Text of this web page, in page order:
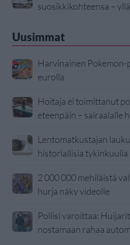
suosikkikohteensa –
Uusimmat
Harvinainen
eurolla
Hoitaja ei toimittanut
eteenpäin – sairaalalle
Lentomatkustajan
historiallisia tykinkuulia
2 000 000 mehiläistä
hurja näky videolle
Poliisi varoittaa:
nostamaan rahaa